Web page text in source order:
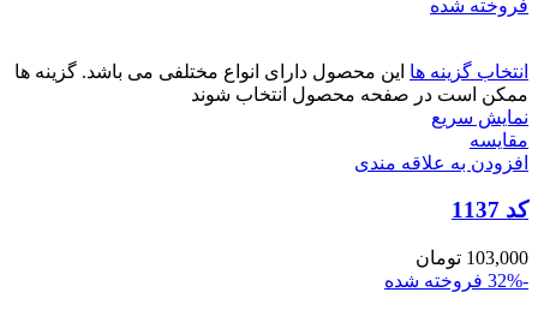
فروخته شده
انتخاب گزینه ها این محصول دارای انواع مختلفی می باشد. گزینه ها
ممکن است در صفحه محصول انتخاب شوند
نمایش سریع
مقايسه
افزودن به علاقه مندی
کد 1137
103,000 تومان
-32%
فروخته شده